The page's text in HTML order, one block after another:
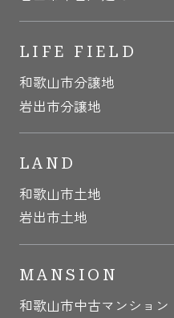
LIFE FIELD
和歌山市分譲地
岩出市分譲地
LAND
和歌山市土地
岩出市土地
MANSION
和歌山市中古マンション